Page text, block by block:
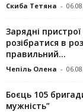
Скиба Тетяна -
Зарядні
розібратися в
правильний...
Чепіль Олена -
Боєць 105
мужність”